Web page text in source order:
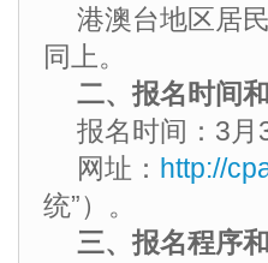
港澳台地区居
同上。
二、报名时间
报名时间：3
网址： http://
统”）。
三、报名程序